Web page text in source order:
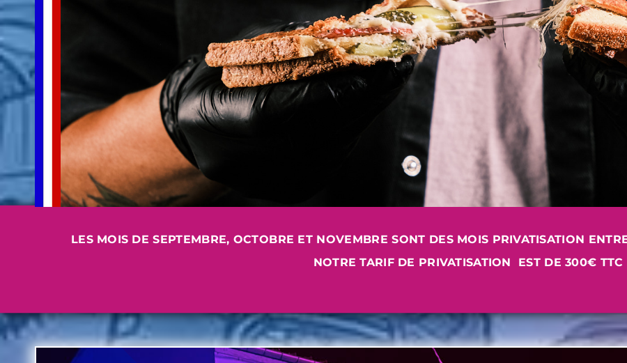
LES MOIS DE SEPTEMBRE, OCTOBRE ET NOVEMBRE SONT DES MOIS PRIVATISATION
NOTRE TARIF DE PRIVATISATION EST DE 300€ TTC